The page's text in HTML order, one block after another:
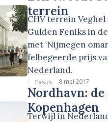
terrein
CHV terrein
Gulden Feniks in
met ‘Nijmegen
felbegeerde prijs
Nederland.
Casus 8 mei 2017
Nordhavn:
Kopenhagen
Terwijl in